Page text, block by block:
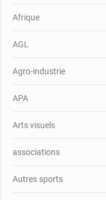
Afrique
AGL
Agro-industrie
APA
Arts visuels
associations
Autres sports